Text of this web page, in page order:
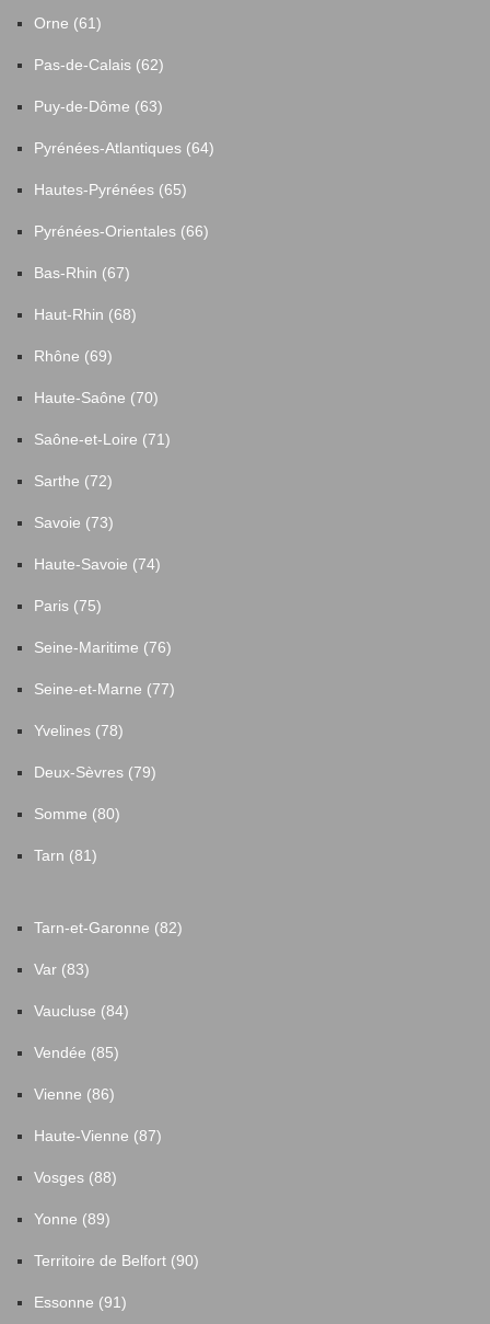
Orne (61)
Pas-de-Calais (62)
Puy-de-Dôme (63)
Pyrénées-Atlantiques (64)
Hautes-Pyrénées (65)
Pyrénées-Orientales (66)
Bas-Rhin (67)
Haut-Rhin (68)
Rhône (69)
Haute-Saône (70)
Saône-et-Loire (71)
Sarthe (72)
Savoie (73)
Haute-Savoie (74)
Paris (75)
Seine-Maritime (76)
Seine-et-Marne (77)
Yvelines (78)
Deux-Sèvres (79)
Somme (80)
Tarn (81)
Tarn-et-Garonne (82)
Var (83)
Vaucluse (84)
Vendée (85)
Vienne (86)
Haute-Vienne (87)
Vosges (88)
Yonne (89)
Territoire de Belfort (90)
Essonne (91)